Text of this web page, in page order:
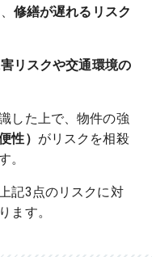
修繕が遅れるリスク
リスクや交通環境の
した上で、物件の強
性） がリスクを相殺
。
記3点のリスクに対
ます。